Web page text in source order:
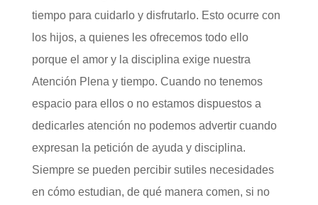
tiempo para cuidarlo y disfrutarlo. Esto ocurre con
los hijos, a quienes les ofrecemos todo ello
porque el amor y la disciplina exige nuestra
Atención Plena y tiempo. Cuando no tenemos
espacio para ellos o no estamos dispuestos a
dedicarles atención no podemos advertir cuando
expresan la petición de ayuda y disciplina.
Siempre se pueden percibir sutiles necesidades
en cómo estudian, de qué manera comen, si no